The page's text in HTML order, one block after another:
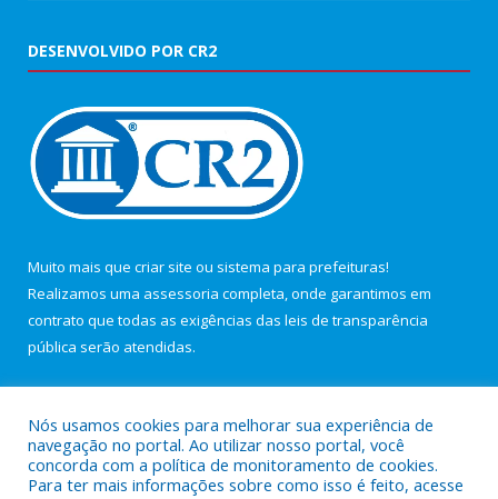
DESENVOLVIDO POR CR2
Muito mais que criar site ou sistema para prefeituras!
Realizamos uma assessoria completa, onde garantimos em
contrato que todas as exigências das leis de transparência
pública serão atendidas.
Nós usamos cookies para melhorar sua experiência de
navegação no portal. Ao utilizar nosso portal, você
concorda com a política de monitoramento de cookies.
Para ter mais informações sobre como isso é feito, acesse